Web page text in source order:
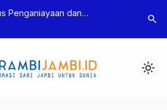
Penganiayaan dan
Tetapkan Dua Tersangka
Polres
Dua
search
light_mode